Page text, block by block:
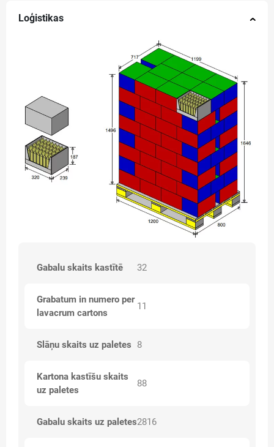
Loģistikas
Gabalu skaits kastītē 32
Grabatum in numero per
lavacrum cartons
11
Slāņu skaits uz paletes 8
Kartona kastīšu skaits
uz paletes
88
Gabalu skaits uz paletes2816